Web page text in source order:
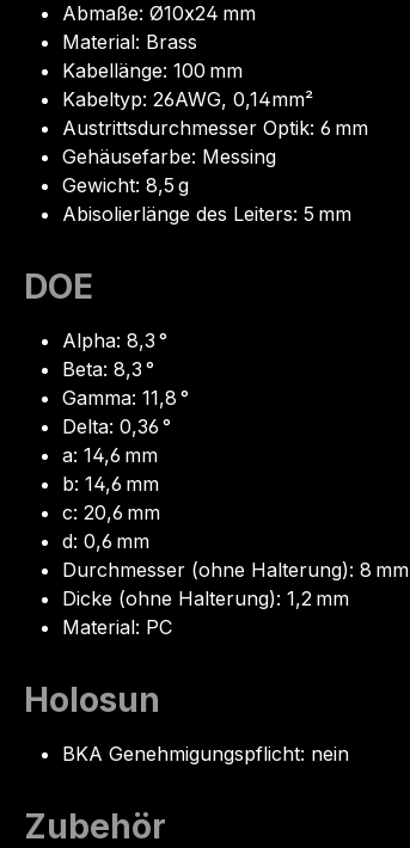
Abmaße: Ø10x24 mm
Material: Brass
Kabellänge: 100 mm
Kabeltyp: 26AWG, 0,14mm²
Austrittsdurchmesser Optik: 6 mm
Gehäusefarbe: Messing
Gewicht: 8,5 g
Abisolierlänge des Leiters: 5 mm
DOE
Alpha: 8,3 °
Beta: 8,3 °
Gamma: 11,8 °
Delta: 0,36 °
a: 14,6 mm
b: 14,6 mm
c: 20,6 mm
d: 0,6 mm
Durchmesser (ohne Halterung): 8 mm
Dicke (ohne Halterung): 1,2 mm
Material: PC
Holosun
BKA Genehmigungspflicht: nein
Zubehör